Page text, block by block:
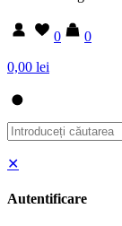
0
0
0,00 lei
✕
Autentificare